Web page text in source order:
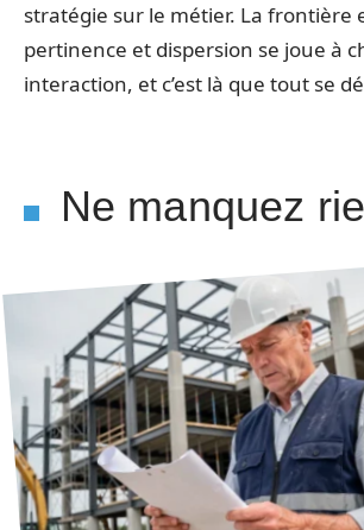
stratégie sur le métier. La frontière
pertinence et dispersion se joue à
interaction, et c’est là que tout se
Ne manquez